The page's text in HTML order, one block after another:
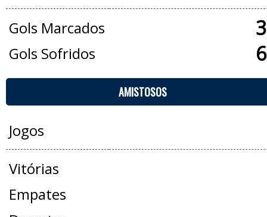
Gols Marcados
Gols Sofridos
AMISTOSOS
Jogos
Vitórias
Empates